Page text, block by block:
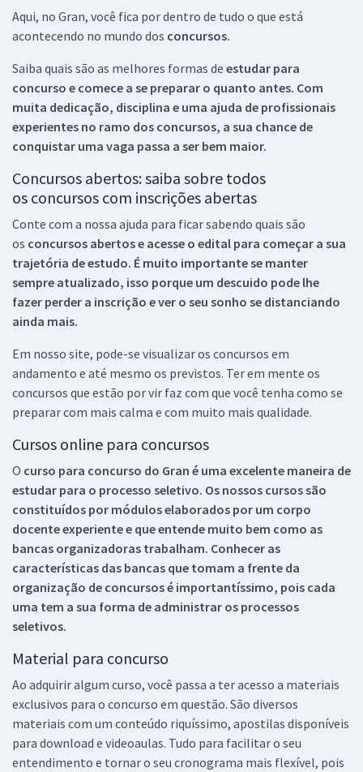
Aqui, no Gran, você fica por dentro de tudo o que está
acontecendo no mundo dos concursos.
Saiba quais são as melhores formas de estudar para
concurso e comece a se preparar o quanto antes. Com
muita dedicação, disciplina e uma ajuda de profissionais
experientes no ramo dos concursos, a sua chance de
conquistar uma vaga passa a ser bem maior.
Concursos abertos: saiba sobre todos
os concursos com inscrições abertas
Conte com a nossa ajuda para ficar sabendo quais são
os concursos abertos e acesse o edital para começar a sua
trajetória de estudo. É muito importante se manter
sempre atualizado, isso porque um descuido pode lhe
fazer perder a inscrição e ver o seu sonho se distanciando
ainda mais.
Em nosso site, pode-se visualizar os concursos em
andamento e até mesmo os previstos. Ter em mente os
concursos que estão por vir faz com que você tenha como se
preparar com mais calma e com muito mais qualidade.
Cursos online para concursos
O curso para concurso do Gran é uma excelente maneira de
estudar para o processo seletivo. Os nossos cursos são
constituídos por módulos elaborados por um corpo
docente experiente e que entende muito bem como as
bancas organizadoras trabalham. Conhecer as
características das bancas que tomam a frente da
organização de concursos é importantíssimo, pois cada
uma tem a sua forma de administrar os processos
seletivos.
Material para concurso
Ao adquirir algum curso, você passa a ter acesso a materiais
exclusivos para o concurso em questão. São diversos
materiais com um conteúdo riquíssimo, apostilas disponíveis
para download e videoaulas. Tudo para facilitar o seu
entendimento e tornar o seu cronograma mais flexível, pois